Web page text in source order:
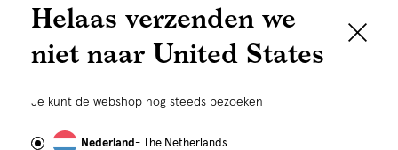
graag persoonlijk
gebruiken wij cookies en daarmee vergelijkbare
om advertenties te personaliseren...
Helaas verzenden we
niet naar United States
Je kunt de webshop nog steeds bezoeken
Nederland- The Netherlands